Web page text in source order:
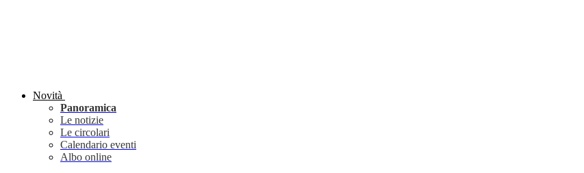
Novità
Panoramica
Le notizie
Le circolari
Calendario eventi
Albo online